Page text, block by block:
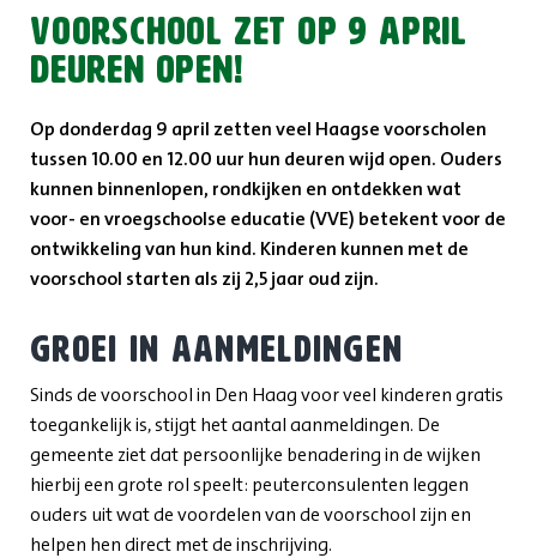
Voorschool zet op 9 april
deuren open!
Op donderdag 9 april zetten veel Haagse voorscholen
tussen 10.00 en 12.00 uur hun deuren wijd open. Ouders
kunnen binnenlopen, rondkijken en ontdekken wat
voor- en vroegschoolse educatie (VVE) betekent voor de
ontwikkeling van hun kind. Kinderen kunnen met de
voorschool starten als zij 2,5 jaar oud zijn.
Groei in aanmeldingen
Sinds de voorschool in Den Haag voor veel kinderen gratis
toegankelijk is, stijgt het aantal aanmeldingen. De
gemeente ziet dat persoonlijke benadering in de wijken
hierbij een grote rol speelt: peuterconsulenten leggen
ouders uit wat de voordelen van de voorschool zijn en
helpen hen direct met de inschrijving.